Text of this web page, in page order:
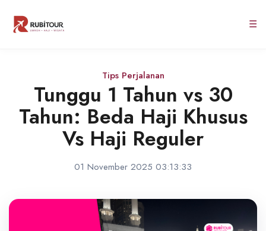
☰
Tips Perjalanan
Tunggu 1 Tahun vs 30
Tahun: Beda Haji Khusus
Vs Haji Reguler
01 November 2025 03:13:33